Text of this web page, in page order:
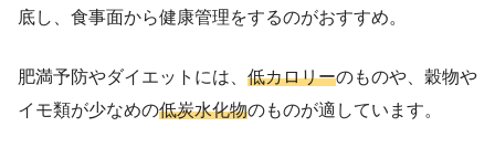
底し、食事面から健康管理をするのがおすすめ。
肥満予防やダイエットには、 低カロリーのものや、穀物や
イモ類が少なめの低炭水化物のものが適しています。